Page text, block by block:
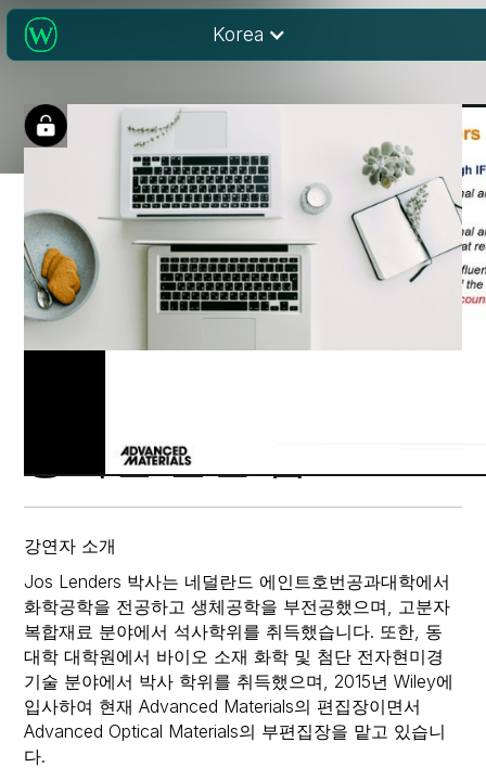
Korea
공적인 출판 팁 2
강연자 소개
Jos Lenders 박사는 네덜란드 에인트호번공과대학에서
화학공학을 전공하고 생체공학을 부전공했으며, 고분자
복합재료 분야에서 석사학위를 취득했습니다. 또한, 동
대학 대학원에서 바이오 소재 화학 및 첨단 전자현미경
기술 분야에서 박사 학위를 취득했으며, 2015년 Wiley에
입사하여 현재 Advanced Materials의 편집장이면서
Advanced Optical Materials의 부편집장을 맡고 있습니
다.